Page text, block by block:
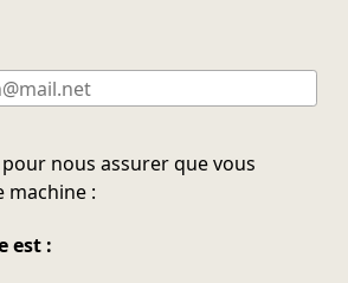
nous assurer que vous
machine :
est :